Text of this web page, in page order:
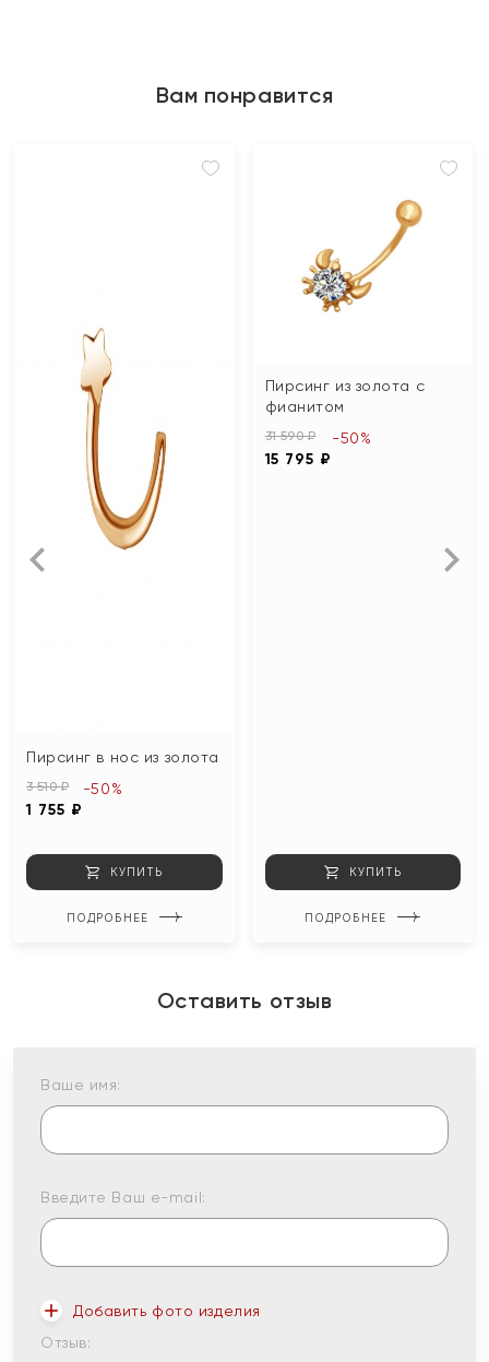
Вам понравится
Пирсинг в нос из золота
3 510 ₽
1 755 ₽
-50%
КУПИТЬ
ПОДРОБНЕЕ
Пирсинг из золота с
фианитом
31 590 ₽
15 795 ₽
-50%
КУПИТЬ
ПОДРОБНЕЕ
Оставить отзыв
Ваше имя:
Введите Ваш e-mail:
Добавить фото изделия
Отзыв: